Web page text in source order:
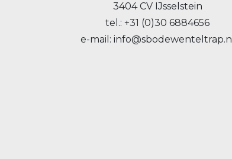
3404 CV IJsselstein
tel.: +31 (0)30 6884656
e-mail: info@sbodewenteltrap.nl